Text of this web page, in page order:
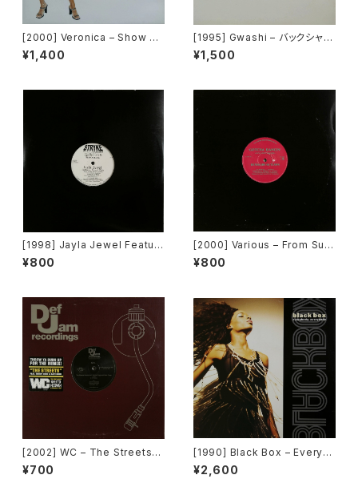
[2000] Veronica – Show M
e Love [Urbanstar]
¥1,400
[1995] Gwashi – バックシャン
[Heavy Shit]
¥1,500
[1998] Jayla Jewel Featuri
ng Grand Puba – I Like Wh
at U Do To Me (Remix) [Str
¥800
[2000] Various – From Sup
er Dance Freak Vol. 83 / B
ack To The "Disco" ~私もD
¥800
[2002] WC – The Streets
(Remix) [Def Jam Recordin
gs][PROMO]
¥700
[1990] Black Box – Everyb
ody, Everybody [Deconstr
uction]
¥2,600